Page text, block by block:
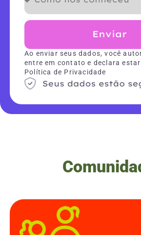
Enviar
Ao enviar seus dados, você
entre em contato e declara
Política de Privacidade